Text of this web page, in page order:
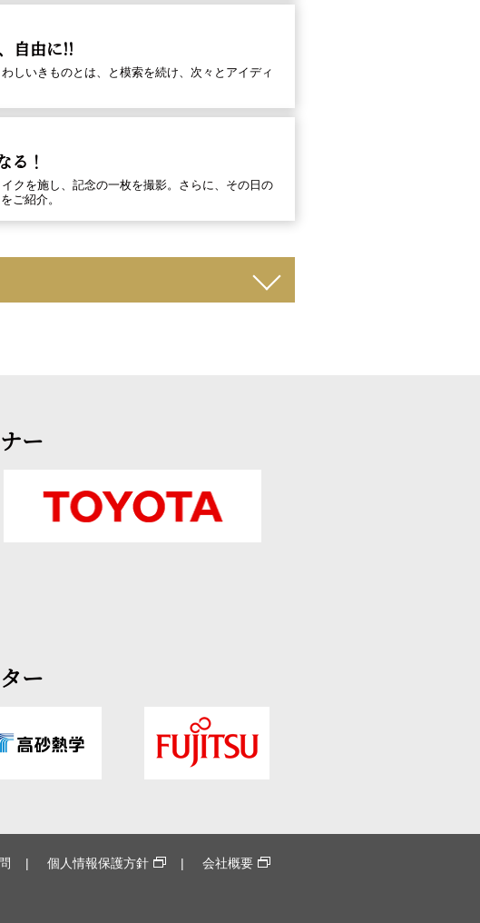
自由に!!
しいきものとは、と模索を続け、次々とアイディ
る！
クを施し、記念の一枚を撮影。さらに、その日の
ご紹介。
ー
ー
個人情報保護方針 会社概要